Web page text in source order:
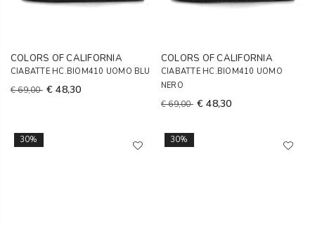
COLORS OF CALIFORNIA
CIABATTE HC.BIOM410 UOMO BLU
€ 69,00 € 48,30
COLORS OF CALIFORNIA
CIABATTE HC.BIOM410 UOMO
NERO
€ 69,00 € 48,30
30% 30%